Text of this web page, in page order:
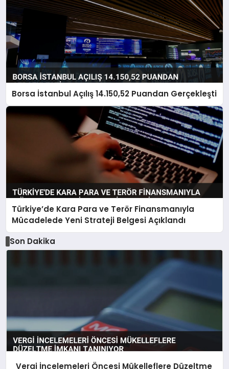
Borsa İstanbul Açılış 14.150,52 Puandan Gerçekleşti
Türkiye’de Kara Para ve Terör Finansmanıyla
Mücadelede Yeni Strateji Belgesi Açıklandı
Son Dakika
Vergi İncelemeleri Öncesi Mükelleflere Düzeltme